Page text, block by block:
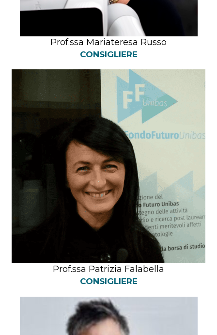
Prof.ssa Mariateresa Russo
CONSIGLIERE
Prof.ssa Patrizia Falabella
CONSIGLIERE